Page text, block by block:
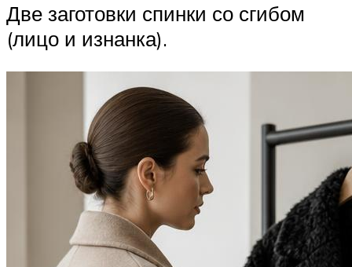
Две заготовки спинки со сгибом
(лицо и изнанка).